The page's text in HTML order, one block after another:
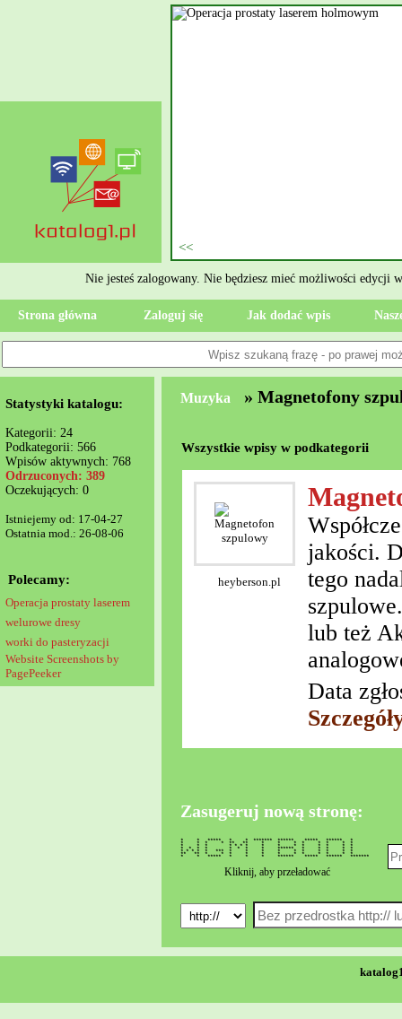
rzetelne układanie płytek
Rzeszów i dbamy o to,
gdy Twoja przestrzeń
przywracając ponownie
Nie jesteś zalogowany. Nie będziesz mieć możliwości edycji
Strona główna Zaloguj się Jak dodać wpis
Statystyki katalogu:
Kategorii: 24
Podkategorii: 566
Wpisów aktywnych: 768
Odrzuconych: 389
Oczekujących: 0
Istniejemy od: 17-04-27
Ostatnia mod.: 26-08-06
Polecamy:
Operacja prostaty laserem
welurowe dresy
worki do pasteryzacji
Website Screenshots by
PagePeeker
Muzyka » Magnetofony
Wszystkie wpisy w podkategorii
heyberson.pl
jakości.
tego
lub też
Data
Zasugeruj nową stronę:
* * ***** * * ******* ****** ***** ****** *
* * * * ** ** * * * * * * * *
* * * * * * * * * * * * * * *
* * * * * * * * ****** * * * * *
* * * * * *** * * * * * * * * * *
** ** * * * * * * * * * * * *
* * ***** * * * ****** ***** ****** *******
Kliknij, aby przeładować